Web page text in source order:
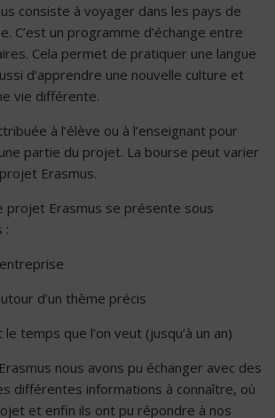
consiste à voyager dans les pays de
C’est un programme d’échange entre
Cela permet de pratiquer une langue
d’apprendre une nouvelle culture et
vie différente.
à l’élève ou à l’enseignant pour
partie du projet. La bourse peut varier
Erasmus.
projet Erasmus se présente sous
:
d’un thème précis
temps que l’on veut (jusqu’à un an)
nous avons pu échanger avec des
différentes informations à connaître, où
et enfin ils ont pu répondre à nos